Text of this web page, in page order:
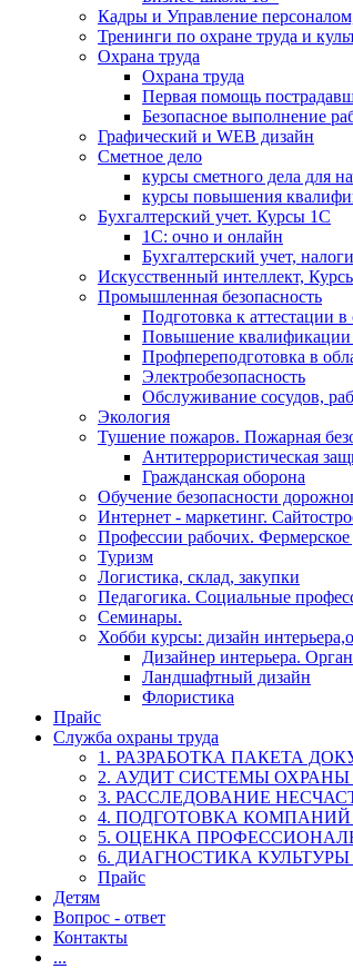
Кадры и Управление
Тренинги по охране труда и
Охрана труда
Охрана труда
Первая помощь
Безопасное выполнение
Графический и WEB дизайн
Сметное дело
курсы сметного дела для
курсы повышения
Бухгалтерский учет. Курсы 1С
1С: очно и онлайн
Бухгалтерский учет,
Искусственный интеллект,
Промышленная безопасность
Подготовка к аттестации
Повышение квалификации
Профпереподготовка в
Электробезопасность
Обслуживание сосудов,
Экология
Тушение пожаров. Пожарная
Антитеррористическая
Гражданская оборона
Обучение безопасности
Интернет - маркетинг.
Профессии рабочих. Фермерское
Туризм
Логистика, склад, закупки
Педагогика. Социальные
Семинары.
Хобби курсы: дизайн
Дизайнер интерьера.
Ландшафтный дизайн
Флористика
Прайс
Служба охраны труда
1. РАЗРАБОТКА ПАКЕТА
2. АУДИТ СИСТЕМЫ ОХРАНЫ
3. РАССЛЕДОВАНИЕ
4. ПОДГОТОВКА
5. ОЦЕНКА
6. ДИАГНОСТИКА
Прайс
Детям
Вопрос - ответ
Контакты
...